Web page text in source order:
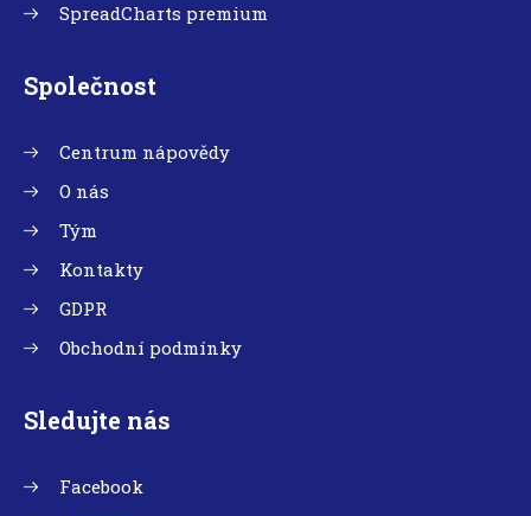
SpreadCharts premium
Společnost
Centrum nápovědy
O nás
Tým
Kontakty
GDPR
Obchodní podmínky
Sledujte nás
Facebook